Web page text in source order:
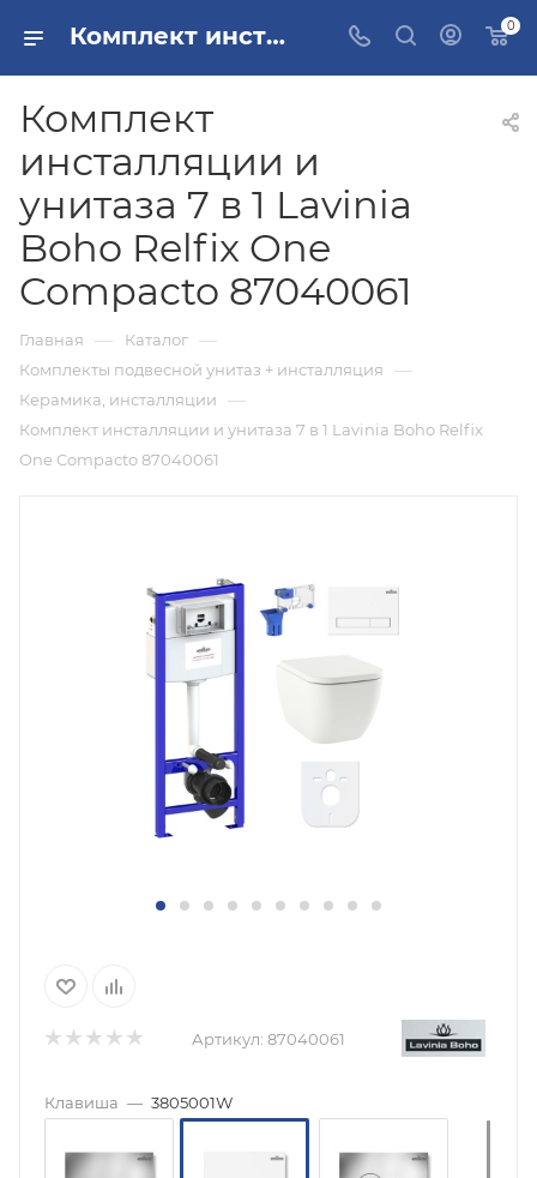
Комплект инсталляции и унитаза 7 в 1 Lavinia Boho Relfix One Compacto 87040061 купить в Москве 0
Комплект
инсталляции и
унитаза 7 в 1 Lavinia
Boho Relfix One
Compacto 87040061
Главная — Каталог —
Комплекты подвесной унитаз + инсталляция —
Керамика, инсталляции —
Комплект инсталляции и унитаза 7 в 1 Lavinia Boho Relfix
One Compacto 87040061
Артикул: 87040061
Клавиша — 3805001W